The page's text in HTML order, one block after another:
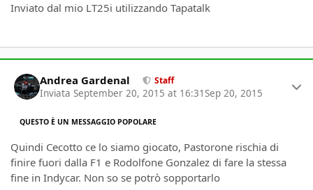
Inviato dal mio LT25i utilizzando Tapatalk
Andrea Gardenal Staff
Inviata September 20, 2015 at 16:31Sep 20, 2015
QUESTO È UN MESSAGGIO POPOLARE
Quindi Cecotto ce lo siamo giocato, Pastorone rischia di
finire fuori dalla F1 e Rodolfone Gonzalez di fare la stessa
fine in Indycar. Non so se potrò sopportarlo